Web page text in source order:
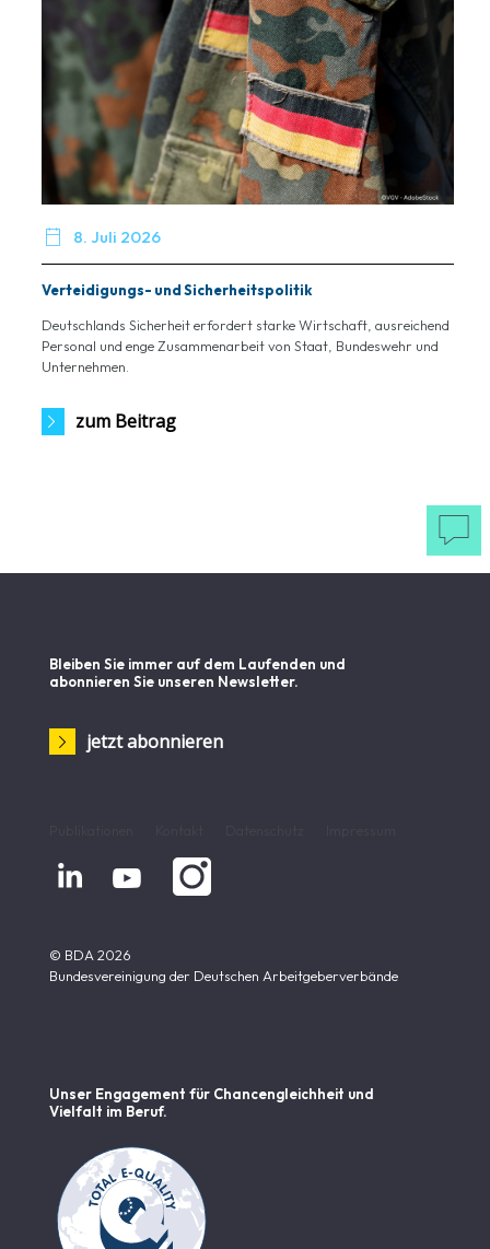
 8. Juli 2026
Verteidigungs- und Sicherheitspolitik
Deutschlands Sicherheit erfordert starke Wirtschaft, ausreichend
Personal und enge Zusammenarbeit von Staat, Bundeswehr und
Unternehmen.
zum Beitrag

Bleiben Sie immer auf dem Laufenden und
abonnieren Sie unseren Newsletter.
jetzt abonnieren
 
© BDA 2026
Bundesvereinigung der Deutschen Arbeitgeberverbände
Unser Engagement für Chancen­gleichheit und
Vielfalt im Beruf.